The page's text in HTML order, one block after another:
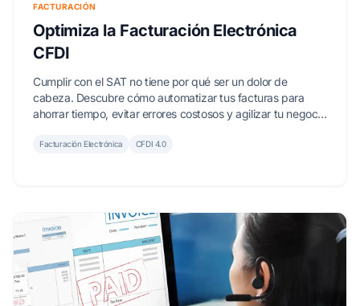
FACTURACIÓN
Optimiza la Facturación Electrónica
CFDI
Cumplir con el SAT no tiene por qué ser un dolor de
cabeza. Descubre cómo automatizar tus facturas para
ahorrar tiempo, evitar errores costosos y agilizar tu negocio
Facturación Electrónica CFDI 4.0